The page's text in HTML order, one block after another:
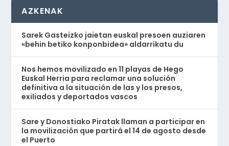
AZKENAK
Sarek Gasteizko jaietan euskal presoen auziaren
«behin betiko konponbidea» aldarrikatu du
Nos hemos movilizado en 11 playas de Hego
Euskal Herria para reclamar una solución
definitiva a la situación de las y los presos,
exiliados y deportados vascos
Sare y Donostiako Piratak llaman a participar en
la movilización que partirá el 14 de agosto desde
el Puerto